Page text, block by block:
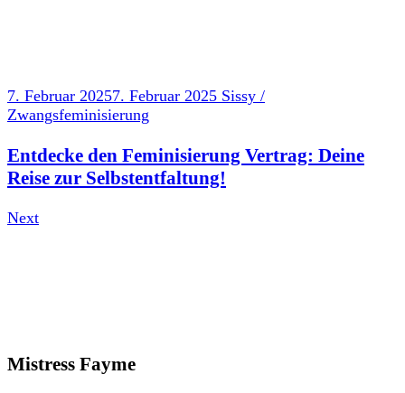
7. Februar 20257. Februar 2025 Sissy /
Zwangsfeminisierung
Entdecke den Feminisierung Vertrag: Deine
Reise zur Selbstentfaltung!
Next
Mistress Fayme